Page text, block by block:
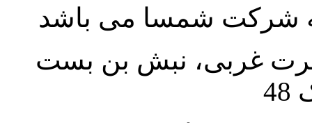
شرکت شمسا می باشد
غربی، نبش بن بست